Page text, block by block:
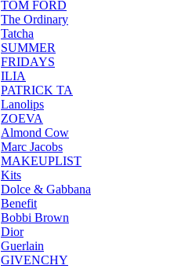
TOM FORD
The Ordinary
Tatcha
SUMMER
FRIDAYS
ILIA
PATRICK TA
Lanolips
ZOEVA
Almond Cow
Marc Jacobs
MAKEUPLIST
Kits
Dolce & Gabbana
Benefit
Bobbi Brown
Dior
Guerlain
GIVENCHY